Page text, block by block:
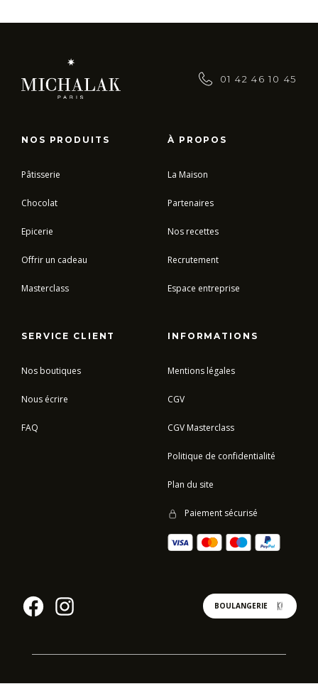
01 42 46 10 45
NOS PRODUITS
Pâtisserie
Chocolat
Epicerie
Offrir un cadeau
Masterclass
À PROPOS
La Maison
Partenaires
Nos recettes
Recrutement
Espace entreprise
SERVICE CLIENT
Nos boutiques
Nous écrire
FAQ
INFORMATIONS
Mentions légales
CGV
CGV Masterclass
Politique de confidentialité
Plan du site
Paiement sécurisé
BOULANGERIE